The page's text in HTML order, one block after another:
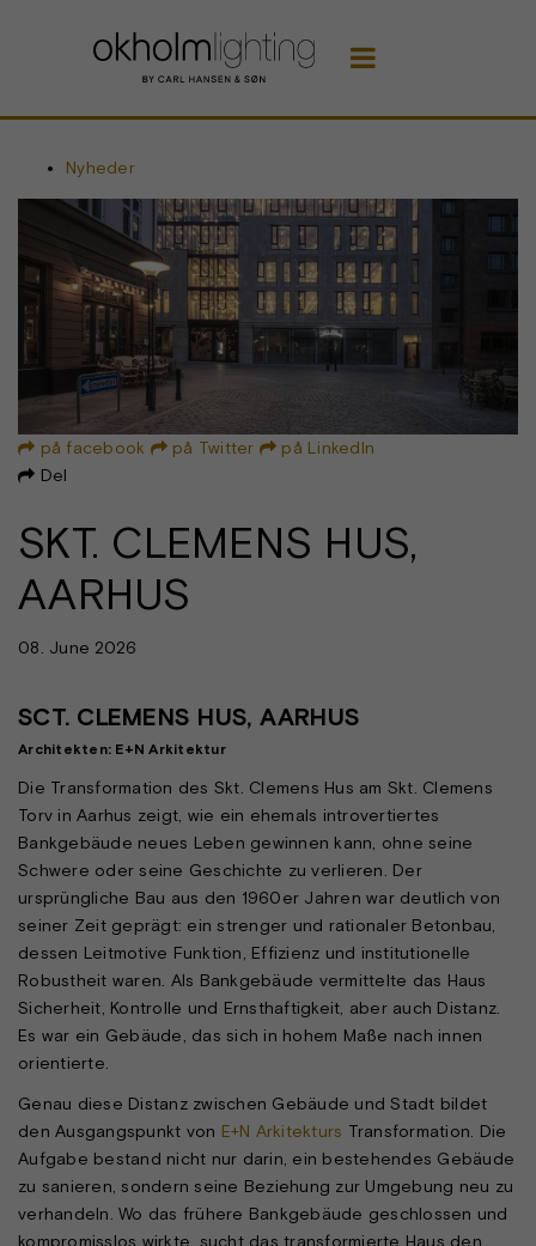

Nyheder
 på facebook på Twitter  på LinkedIn
 Del
SKT. CLEMENS HUS,
AARHUS
08. June 2026
SCT. CLEMENS HUS, AARHUS
Architekten: E+N Arkitektur
Die Transformation des Skt. Clemens Hus am Skt. Clemens
Torv in Aarhus zeigt, wie ein ehemals introvertiertes
Bankgebäude neues Leben gewinnen kann, ohne seine
Schwere oder seine Geschichte zu verlieren. Der
ursprüngliche Bau aus den 1960er Jahren war deutlich von
seiner Zeit geprägt: ein strenger und rationaler Betonbau,
dessen Leitmotive Funktion, Effizienz und institutionelle
Robustheit waren. Als Bankgebäude vermittelte das Haus
Sicherheit, Kontrolle und Ernsthaftigkeit, aber auch Distanz.
Es war ein Gebäude, das sich in hohem Maße nach innen
orientierte.
Genau diese Distanz zwischen Gebäude und Stadt bildet
den Ausgangspunkt von E+N Arkitekturs Transformation. Die
Aufgabe bestand nicht nur darin, ein bestehendes Gebäude
zu sanieren, sondern seine Beziehung zur Umgebung neu zu
verhandeln. Wo das frühere Bankgebäude geschlossen und
kompromisslos wirkte, sucht das transformierte Haus den